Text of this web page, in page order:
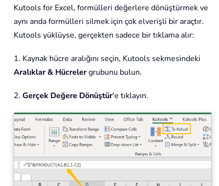
Kutools for Excel, formülleri değerlere dönüştürmek ve
aynı anda formülleri silmek için çok elverişli bir araçtır.
Kutools yüklüyse, gerçekten sadece bir tıklama alır:
1. Kaynak hücre aralığını seçin, Kutools sekmesindeki
Aralıklar & Hücrelergrubunu bulun.
2. Gerçek Değere Dönüştür'e tıklayın.